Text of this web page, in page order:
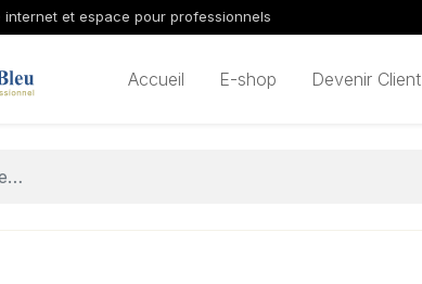
internet et espace pour professionnels
Accueil E-shop Devenir Client